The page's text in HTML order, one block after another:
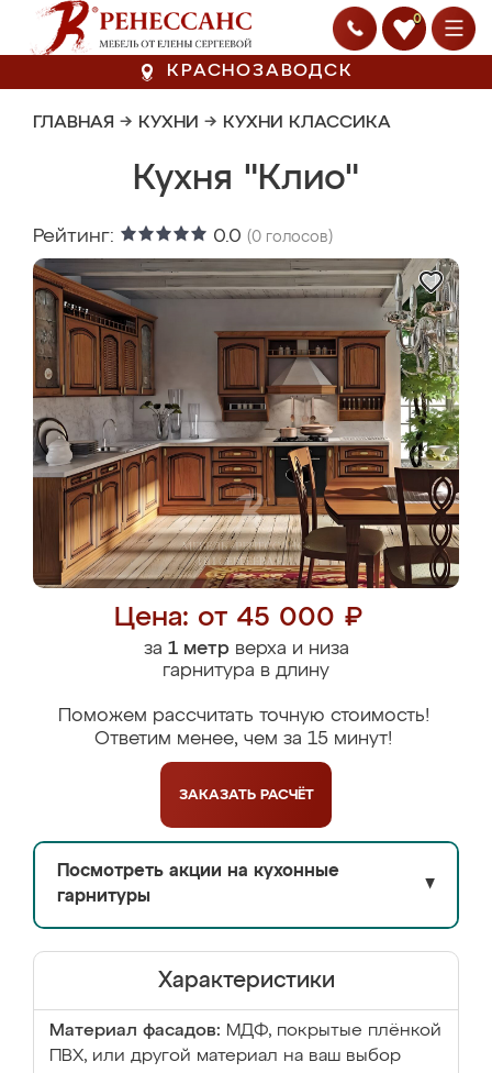
0
КРАСНОЗАВОДСК
ГЛАВНАЯ → КУХНИ → КУХНИ КЛАССИКА
Кухня "Клио"
Рейтинг: 0.0 (0 голосов)
Цена: от 45 000 ₽
за 1 метрверха и низа
гарнитура в длину
Поможем рассчитать точную стоимость!
Ответим менее, чем за 15 минут!
ЗАКАЗАТЬ РАСЧЁТ
Посмотреть акции на кухонные
гарнитуры
▼
Характеристики
Материал фасадов: МДФ, покрытые плёнкой
ПВХ, или другой материал на ваш выбор